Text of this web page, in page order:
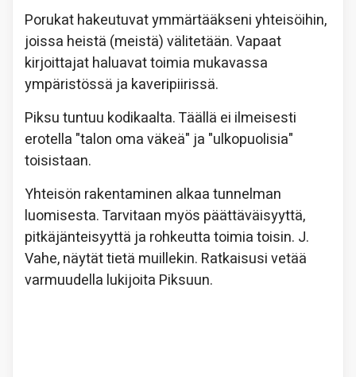
Porukat hakeutuvat ymmärtääkseni yhteisöihin,
joissa heistä (meistä) välitetään. Vapaat
kirjoittajat haluavat toimia mukavassa
ympäristössä ja kaveripiirissä.
Piksu tuntuu kodikaalta. Täällä ei ilmeisesti
erotella "talon oma väkeä" ja "ulkopuolisia"
toisistaan.
Yhteisön rakentaminen alkaa tunnelman
luomisesta. Tarvitaan myös päättäväisyyttä,
pitkäjänteisyyttä ja rohkeutta toimia toisin. J.
Vahe, näytät tietä muillekin. Ratkaisusi vetää
varmuudella lukijoita Piksuun.